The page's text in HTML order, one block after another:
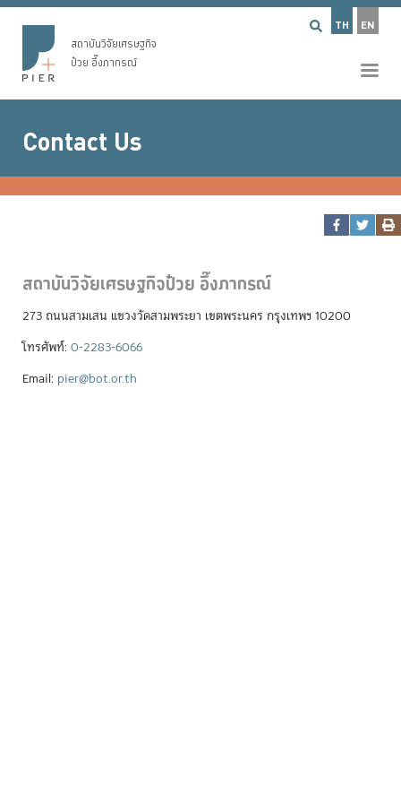
TH EN
สถาบันวิจัยเศรษฐกิจ
ป๋วย อึ๊งภากรณ์
Contact Us
สถาบันวิจัยเศรษฐกิจป๋วย อึ๊งภากรณ์
273 ถนนสามเสน แขวงวัดสามพระยา เขตพระนคร กรุงเทพฯ 10200
โทรศัพท์: 0-2283-6066
Email: pier@bot.or.th